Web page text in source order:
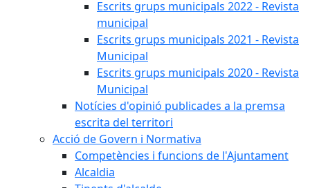
Escrits grups municipals 2022 - Revista
municipal
Escrits grups municipals 2021 - Revista
Municipal
Escrits grups municipals 2020 - Revista
Municipal
Notícies d'opinió publicades a la premsa
escrita del territori
Acció de Govern i Normativa
Competències i funcions de l'Ajuntament
Alcaldia